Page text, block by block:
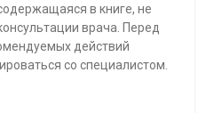
в книге, не
врача. Перед
действий
со специалистом.